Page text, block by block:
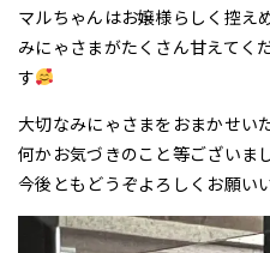
マルちゃんはお嬢様らしく控え
みにゃさまがたくさん甘えてく
す
大切なみにゃさまをおまかせい
何かお気づきのこと等ございま
今後ともどうぞよろしくお願い